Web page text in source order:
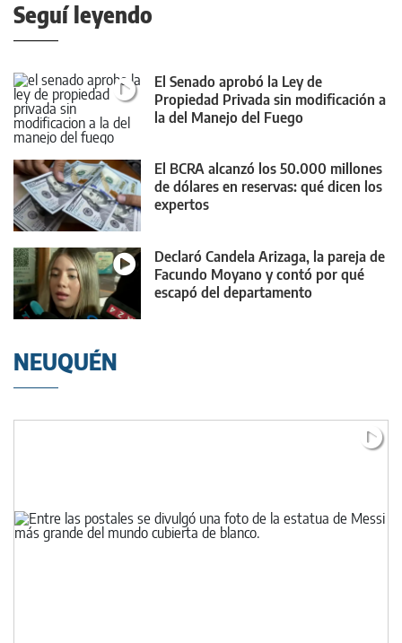
Seguí leyendo
El Senado aprobó la Ley de
Propiedad Privada sin modificación a
la del Manejo del Fuego
El BCRA alcanzó los 50.000 millones
de dólares en reservas: qué dicen los
expertos
Declaró Candela Arizaga, la pareja de
Facundo Moyano y contó por qué
escapó del departamento
NEUQUÉN